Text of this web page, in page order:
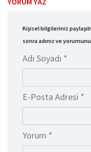
Kişisel bilgileriniz
sonra adınız ve
Adı Soyadı *
E-Posta Adresi *
Yorum *